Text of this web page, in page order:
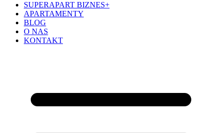
SUPERAPART BIZNES+
APARTAMENTY
BLOG
O NAS
KONTAKT